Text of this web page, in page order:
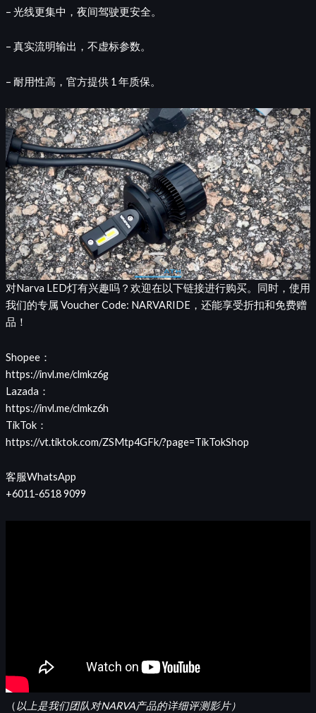
– 光线更集中，夜间驾驶更安全。
– 真实流明输出，不虚标参数。
– 耐用性高，官方提供 1 年质保。
对Narva LED灯有兴趣吗？欢迎在以下链接进行购买。同时，使用
我们的专属 Voucher Code: NARVARIDE，还能享受折扣和免费赠
品！
Shopee：
https://invl.me/clmkz6g
Lazada：
https://invl.me/clmkz6h
TikTok：
https://vt.tiktok.com/ZSMtp4GFk/?page=TikTokShop
客服WhatsApp
+6011-6518 9099
（以上是我们团队对NARVA产品的详细评测影片）